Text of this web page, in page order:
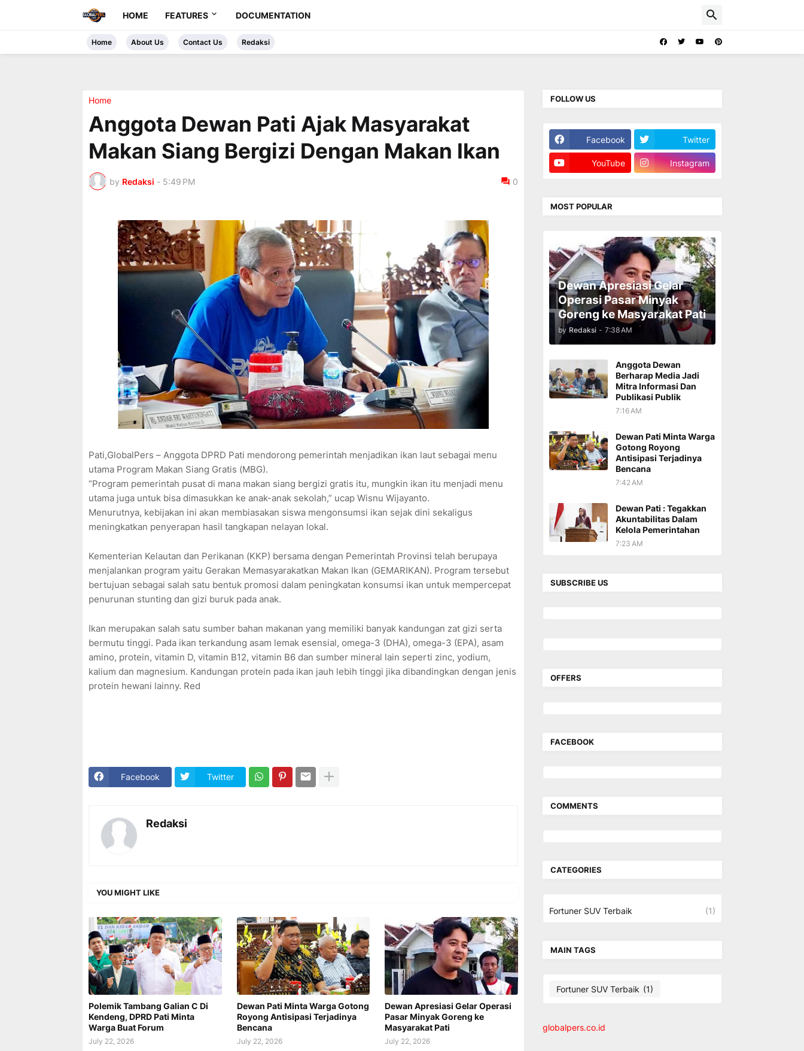
HOME FEATURES DOCUMENTATION
Home About Us Contact Us Redaksi
Home
Anggota Dewan Pati Ajak Masyarakat
Makan Siang Bergizi Dengan Makan Ikan
by Redaksi - 5:49 PM 0
Pati,GlobalPers – Anggota DPRD Pati mendorong pemerintah menjadikan ikan laut sebagai menu
utama Program Makan Siang Gratis (MBG).
“Program pemerintah pusat di mana makan siang bergizi gratis itu, mungkin ikan itu menjadi menu
utama juga untuk bisa dimasukkan ke anak-anak sekolah,” ucap Wisnu Wijayanto.
Menurutnya, kebijakan ini akan membiasakan siswa mengonsumsi ikan sejak dini sekaligus
meningkatkan penyerapan hasil tangkapan nelayan lokal.
Kementerian Kelautan dan Perikanan (KKP) bersama dengan Pemerintah Provinsi telah berupaya
menjalankan program yaitu Gerakan Memasyarakatkan Makan Ikan (GEMARIKAN). Program tersebut
bertujuan sebagai salah satu bentuk promosi dalam peningkatan konsumsi ikan untuk mempercepat
penurunan stunting dan gizi buruk pada anak.
Ikan merupakan salah satu sumber bahan makanan yang memiliki banyak kandungan zat gizi serta
bermutu tinggi. Pada ikan terkandung asam lemak esensial, omega-3 (DHA), omega-3 (EPA), asam
amino, protein, vitamin D, vitamin B12, vitamin B6 dan sumber mineral lain seperti zinc, yodium,
kalium dan magnesium. Kandungan protein pada ikan jauh lebih tinggi jika dibandingkan dengan jenis
protein hewani lainny. Red
Facebook Twitter
Redaksi
YOU MIGHT LIKE
Polemik Tambang Galian C Di
Kendeng, DPRD Pati Minta
Warga Buat Forum
July 22, 2026
Dewan Pati Minta Warga Gotong
Royong Antisipasi Terjadinya
Bencana
July 22, 2026
Dewan Apresiasi Gelar Operasi
Pasar Minyak Goreng ke
Masyarakat Pati
July 22, 2026
FOLLOW US
Facebook Twitter
YouTube Instagram
MOST POPULAR
Dewan Apresiasi Gelar
Operasi Pasar Minyak
Goreng ke Masyarakat Pati
by Redaksi - 7:38 AM
Anggota Dewan
Berharap Media Jadi
Mitra Informasi Dan
Publikasi Publik
7:16 AM
Dewan Pati Minta Warga
Gotong Royong
Antisipasi Terjadinya
Bencana
7:42 AM
Dewan Pati : Tegakkan
Akuntabilitas Dalam
Kelola Pemerintahan
7:23 AM
SUBSCRIBE US
OFFERS
FACEBOOK
COMMENTS
CATEGORIES
Fortuner SUV Terbaik (1)
MAIN TAGS
Fortuner SUV Terbaik (1)
globalpers.co.id